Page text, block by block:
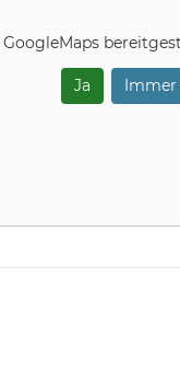
GoogleMaps
Ja Immer